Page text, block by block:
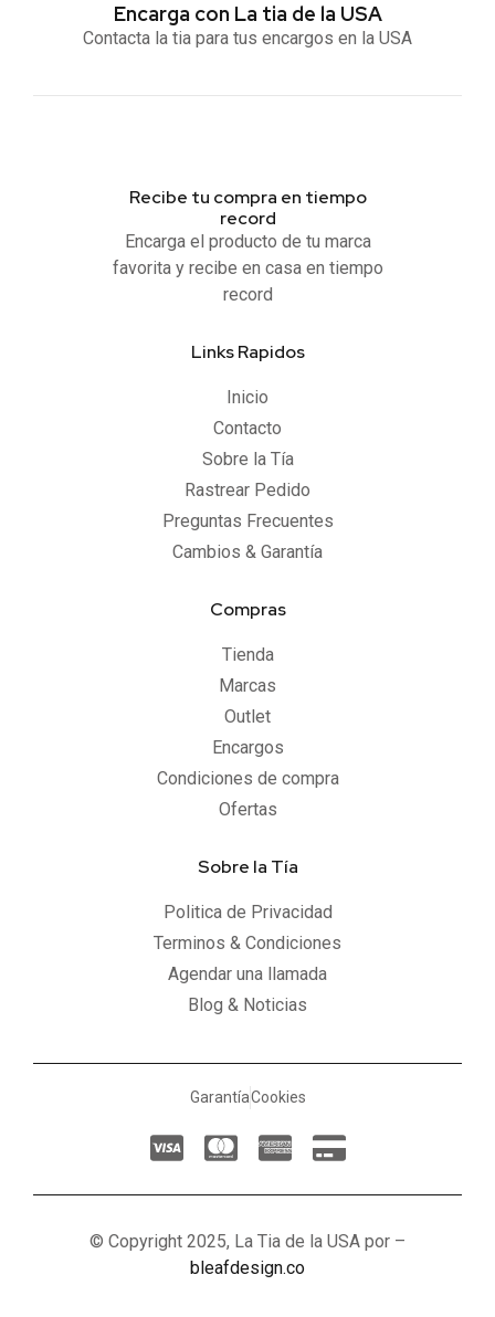
Encarga con La tia de la USA
Contacta la tia para tus encargos en la USA
Recibe tu compra en tiempo
record
Encarga el producto de tu marca
favorita y recibe en casa en tiempo
record
Links Rapidos
Inicio
Contacto
Sobre la Tía
Rastrear Pedido
Preguntas Frecuentes
Cambios & Garantía
Compras
Tienda
Marcas
Outlet
Encargos
Condiciones de compra
Ofertas
Sobre la Tía
Politica de Privacidad
Terminos & Condiciones
Agendar una llamada
Blog & Noticias
GarantíaCookies
© Copyright 2025, La Tia de la USA por –
bleafdesign.co